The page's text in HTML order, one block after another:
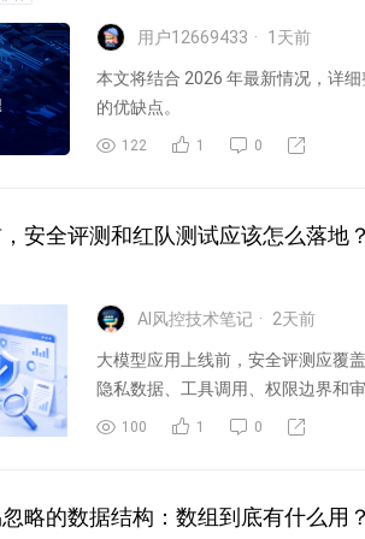
用户12669433 1 天前
本文将结合 2026 年最新情况，详
的优缺点。
122 1 0
安全评测和红队测试应该怎么落地？
AI风控技术笔记 2天前
大模型应用上线前，安全评测应覆
隐私数据、工具调用、权限边界和
越狱...100 1 0
略的数据结构：数组到底有什么用？